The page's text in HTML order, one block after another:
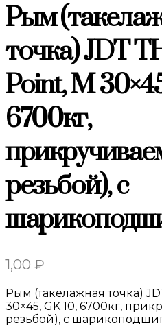
Рым
точка) JDT
Point, M
6700кг,
резьбой), с
1,00 ₽
Рым (такелажная точка)
30×45, GK 10, 6700кг,
резьбой), с